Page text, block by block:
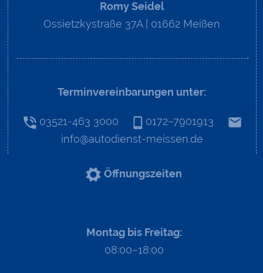
Romy Seidel
Ossietzkystraße 37A | 01662 Meißen
Terminvereinbarungen unter:
03521-463 3000
0172–7901913
info@autodienst-meissen.de
Öffnungszeiten
Montag bis Freitag:
08:00–18:00